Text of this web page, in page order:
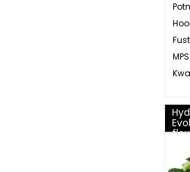
MPS: